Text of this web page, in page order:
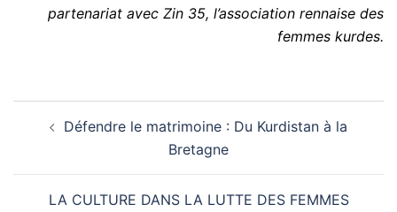
partenariat avec Zin 35, l’association rennaise des
femmes kurdes.
d’articleDéfendre le matrimoine : Du Kurdistan à la
Bretagne
LA CULTURE DANS LA LUTTE DES FEMMES